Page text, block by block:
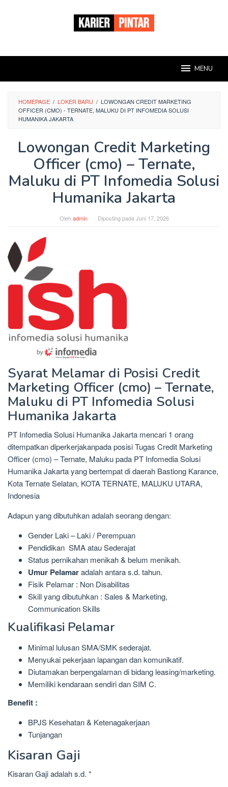
MENU
HOMEPAGE / LOKER BARU / LOWONGAN CREDIT MARKETING
OFFICER (CMO) - TERNATE, MALUKU DI PT INFOMEDIA SOLUSI
HUMANIKA JAKARTA
Lowongan Credit Marketing
Officer (cmo) – Ternate,
Maluku di PT Infomedia Solusi
Humanika Jakarta
Olehadmin Diposting pada Juni 17, 2026
Syarat Melamar di Posisi Credit
Marketing Officer (cmo) – Ternate,
Maluku di PT Infomedia Solusi
Humanika Jakarta
PT Infomedia Solusi Humanika Jakarta mencari 1 orang
ditempatkan diperkerjakanpada posisi Tugas Credit Marketing
Officer (cmo) – Ternate, Maluku pada PT Infomedia Solusi
Humanika Jakarta yang bertempat di daerah Bastiong Karance,
Kota Ternate Selatan, KOTA TERNATE, MALUKU UTARA,
Indonesia
Adapun yang dibutuhkan adalah seorang dengan:
Gender Laki – Laki / Perempuan
Pendidikan SMA atau Sederajat
Status pernikahan menikah & belum menikah.
Umur Pelamaradalah antara s.d. tahun.
Fisik Pelamar : Non Disabilitas
Skill yang dibutuhkan : Sales & Marketing,
Communication Skills
Kualifikasi Pelamar
Minimal lulusan SMA/SMK sederajat.
Menyukai pekerjaan lapangan dan komunikatif.
Diutamakan berpengalaman di bidang leasing/marketing.
Memiliki kendaraan sendiri dan SIM C.
Benefit :
BPJS Kesehatan & Ketenagakerjaan
Tunjangan
Kisaran Gaji
Kisaran Gaji adalah s.d. *